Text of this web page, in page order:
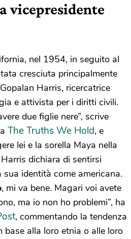
vicepresidente
nel 1954, in seguito al
cresciuta principalmente
Harris, ricercatrice
e attivista per i diritti civili.
due figlie nere”, scrive
The Truths We Hold, e
lei e la sorella Maya nella
dichiara di sentirsi
sua identità come americana.
, mi va bene. Magari voi avete
ma io non ho problemi”, ha
, commentando la tendenza
alla loro etnia o alle loro